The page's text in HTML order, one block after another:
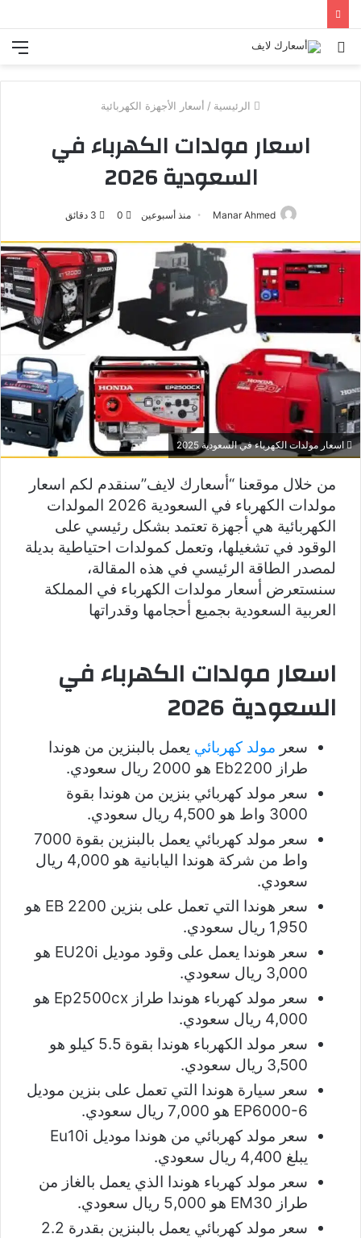
بحث
الرئيسية / أسعار الأجهزة الكهربائية
اسعار مولدات الكهرباء في
السعودية 2026
Manar Ahmed منذ أسبوعين 0
اسعار مولدات الكهرباء في السعودية 2025
من خلال موقعنا “أسعارك لايف”سنقدم لكم اسعار
مولدات الكهرباء في السعودية 2026 المولدات
الكهربائية هي أجهزة تعتمد بشكل رئيسي على
الوقود في تشغيلها، وتعمل كمولدات احتياطية بديلة
لمصدر الطاقة الرئيسي في هذه المقالة،
سنستعرض أسعار مولدات الكهرباء في المملكة
العربية السعودية بجميع أحجامها وقدراتها
اسعار مولدات الكهرباء في
السعودية 2026
سعر مولد كهربائي يعمل بالبنزين من هوندا
طراز Eb2200 هو 2000 ريال سعودي.
سعر مولد كهربائي بنزين من هوندا بقوة
3000 واط هو 4,500 ريال سعودي.
سعر مولد كهربائي يعمل بالبنزين بقوة 7000
واط من شركة هوندا اليابانية هو 4,000 ريال
سعودي.
سعر هوندا التي تعمل على بنزين EB 2200 هو
1,950 ريال سعودي.
سعر هوندا يعمل على وقود موديل EU20i هو
3,000 ريال سعودي.
سعر مولد كهرباء هوندا طراز Ep2500cx هو
4,000 ريال سعودي.
سعر مولد الكهرباء هوندا بقوة 5.5 كيلو هو
3,500 ريال سعودي.
سعر سيارة هوندا التي تعمل على بنزين موديل
EP6000-6 هو 7,000 ريال سعودي.
سعر مولد كهربائي من هوندا موديل Eu10i
يبلغ 4,400 ريال سعودي.
سعر مولد كهرباء هوندا الذي يعمل بالغاز من
طراز EM30 هو 5,000 ريال سعودي.
سعر مولد كهربائي يعمل بالبنزين بقدرة 2.2